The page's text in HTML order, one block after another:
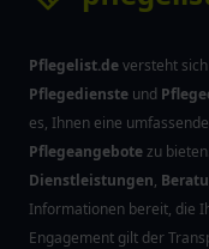
Pflegelist.deversteht
Pflegedienste und
es, Ihnen eine
Pflegeangebotezu
Dienstleistungen,
Informationen bereit, die
Engagement gilt der